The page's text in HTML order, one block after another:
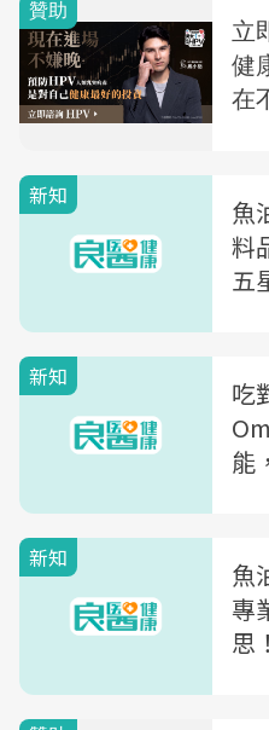
新知
魚
料
五
新知
吃
能
新知
魚
專
思！